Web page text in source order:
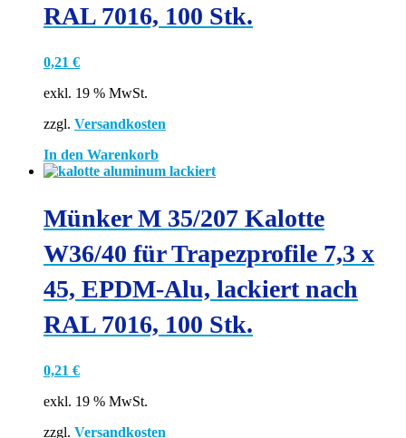
RAL 7016, 100 Stk.
0,21 €
exkl. 19 % MwSt.
zzgl. Versandkosten
In den Warenkorb
Münker M 35/207 Kalotte
W36/40 für Trapezprofile 7,3 x
45, EPDM-Alu, lackiert nach
RAL 7016, 100 Stk.
0,21 €
exkl. 19 % MwSt.
zzgl. Versandkosten